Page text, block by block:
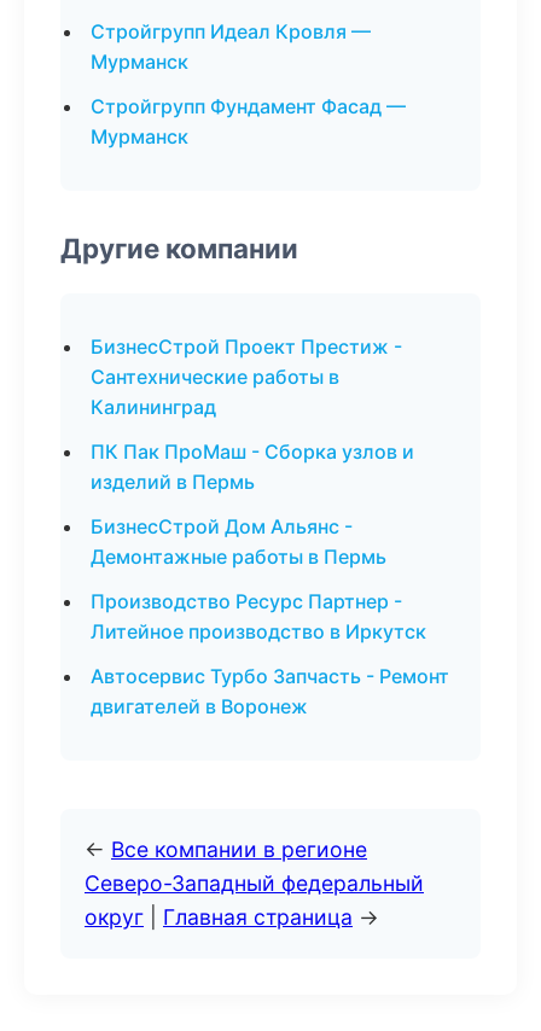
Стройгрупп Идеал Кровля —
Мурманск
Стройгрупп Фундамент Фасад —
Мурманск
Другие компании
БизнесСтрой Проект Престиж -
Сантехнические работы в
Калининград
ПК Пак ПроМаш - Сборка узлов и
изделий в Пермь
БизнесСтрой Дом Альянс -
Демонтажные работы в Пермь
Производство Ресурс Партнер -
Литейное производство в Иркутск
Автосервис Турбо Запчасть - Ремонт
двигателей в Воронеж
← Все компании в регионе
Северо-Западный федеральный
округ
Главная страница →